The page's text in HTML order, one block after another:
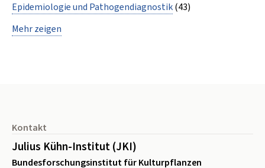
Epidemiologie und Pathogendiagnostik(43)
Mehr zeigen
Kontakt
Julius Kühn-Institut (JKI)
Bundesforschungsinstitut für Kulturpflanzen